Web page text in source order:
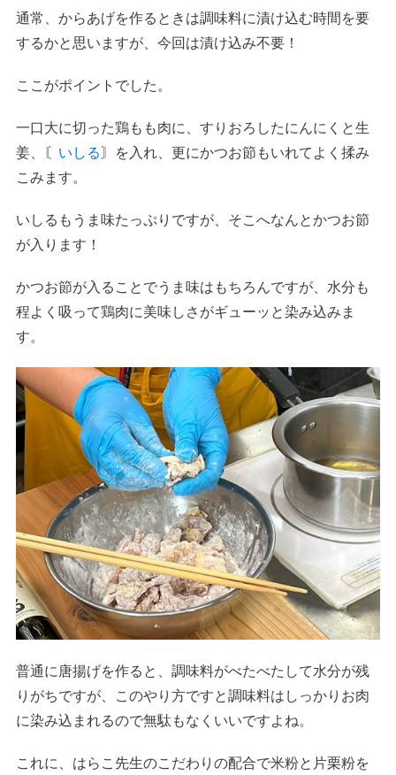
通常、からあげを作るときは調味料に漬け込む時間を要
するかと思いますが、今回は漬け込み不要！
ここがポイントでした。
一口大に切った鶏もも肉に、すりおろしたにんにくと生
姜、〘 いしる〙を入れ、更にかつお節もいれてよく揉み
こみます。
いしるもうま味たっぷりですが、そこへなんとかつお節
が入ります！
かつお節が入ることでうま味はもちろんですが、水分も
程よく吸って鶏肉に美味しさがギューッと染み込みま
す。
普通に唐揚げを作ると、調味料がべたべたして水分が残
りがちですが、このやり方ですと調味料はしっかりお肉
に染み込まれるので無駄もなくいいですよね。
これに、はらこ先生のこだわりの配合で米粉と片栗粉を